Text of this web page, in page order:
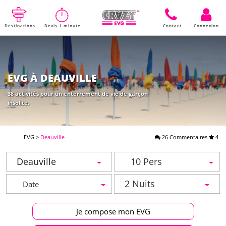
Destinations Devis 1 minute Contact Connexion
EVG À DEAUVILLE
38 activités pour un enterrement de vie de garçon
insolite.
EVG > Deauville 26 Commentaires 4
Deauville
10 Pers
2 Nuits
Je compose mon EVG